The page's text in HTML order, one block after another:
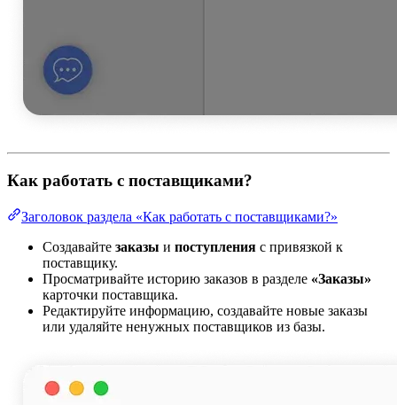
Как работать с поставщиками?
Заголовок раздела «Как работать с поставщиками?»
Создавайте заказы и поступления с привязкой к
поставщику.
Просматривайте историю заказов в разделе «Заказы»
карточки поставщика.
Редактируйте информацию, создавайте новые заказы
или удаляйте ненужных поставщиков из базы.